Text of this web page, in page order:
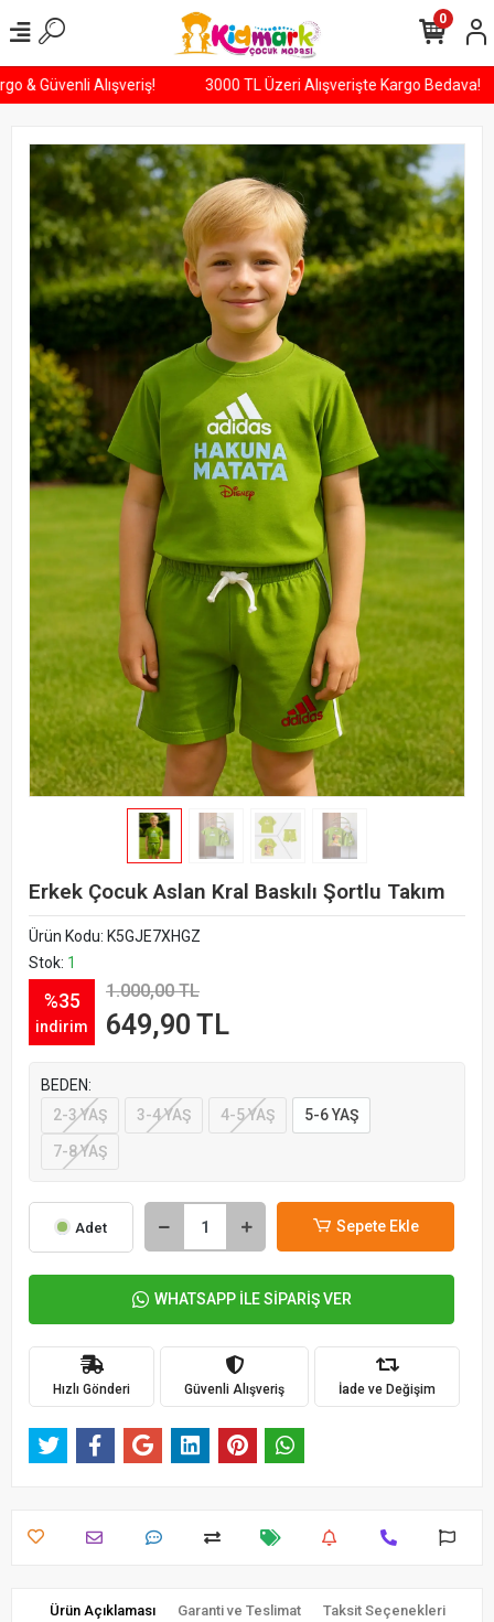
& Güvenli Alışveriş! 3000 TL Üzeri Alışverişte Kargo
0
Erkek Çocuk Aslan Kral Baskılı Şortlu Takım
Ürün Kodu: K5GJE7XHGZ
Stok: 1
%35
indirim
1.000,00 TL
649,90 TL
BEDEN:
2-3 YAŞ
3-4 YAŞ 4-5 YAŞ 5-6 YAŞ
7-8 YAŞ
Adet Sepete Ekle
WHATSAPP İLE SİPARİŞ VER
Hızlı Gönderi Güvenli Alışveriş İade ve Değişim
Ürün Açıklaması Garanti ve Teslimat Taksit Seçenekleri